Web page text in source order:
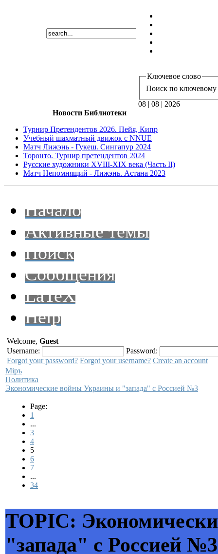
Ключевое слово
Поиск по ключевому
08 | 08 | 2026
Новости Библиотеки
Турнир Претендентов 2026. Пейя, Кипр
Учебный шахматный движок с NNUE
Матч Лижэнь - Гукеш. Сингапур 2024
Торонто. Турнир претендентов 2024
Русские художники XVIII-XIX века (Часть II)
Матч Непомнящий - Лижэнь. Астана 2023
Начало
Активные темы
Поиск
Сообщения
LaTeX
Help
Welcome, Guest
Username:
Password:
Forgot your password? Forgot your username? Create an account
Мiръ
Политика
Экономические войны Украины и "запада" с Россией №3
Page:
1
...
3
4
5
6
7
...
34
TOPIC:
"запада" с Россией №3